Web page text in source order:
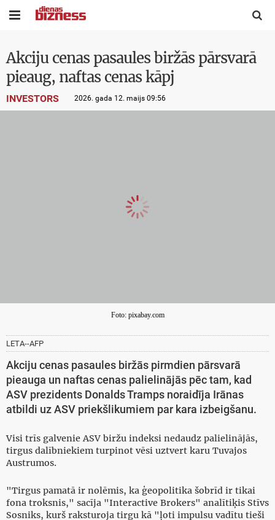
 
Akciju cenas pasaules biržās pārsvarā
pieaug, naftas cenas kāpj
INVESTORS 2026. gada 12. maijs 09:56
Foto: pixabay.com
LETA--AFP
Akciju cenas pasaules biržās pirmdien pārsvarā
pieauga un naftas cenas palielinājās pēc tam, kad
ASV prezidents Donalds Tramps noraidīja Irānas
atbildi uz ASV priekšlikumiem par kara izbeigšanu.
Visi trīs galvenie ASV biržu indeksi nedaudz palielinājās,
tirgus dalībniekiem turpinot vēsi uztvert karu Tuvajos
Austrumos.
"Tirgus pamatā ir nolēmis, ka ģeopolitika šobrīd ir tikai
fona troksnis," sacīja "Interactive Brokers" analītiķis Stīvs
Sosniks, kurš raksturoja tirgu kā "ļoti impulsu vadītu tieši